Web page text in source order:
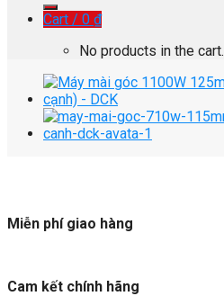
Cart / 0 ₫
No products in the cart.
Miễn phí giao hàng
Cam kết chính hãng